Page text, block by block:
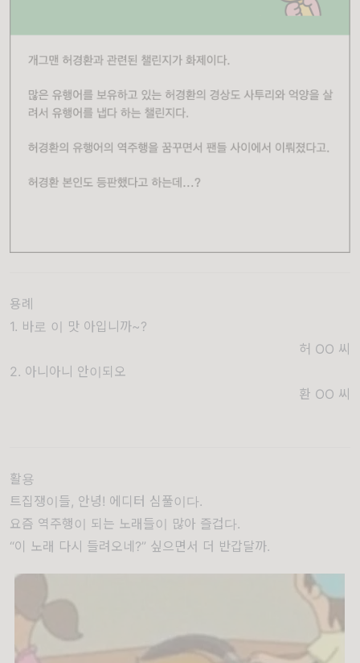
용례
1. 바로 이 맛 아입니까~?
허 OO 씨
2. 아니아니 안이되오
환 OO 씨
활용
트집쟁이들, 안녕! 에디터 심풀이다.
요즘 역주행이 되는 노래들이 많아 즐겁다.
“이 노래 다시 들려오네?” 싶으면서 더 반갑달까.